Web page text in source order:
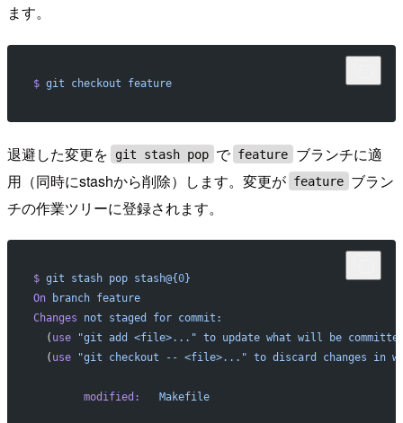
ます。
$ git checkout feature
退避した変更を git stash pop で feature
ブランチに適
用（同時にstashから削除）します。変更が feature ブラン
チの作業ツリーに登録されます。
$ git stash pop stash@{0}
On branch feature
Changes not staged for commit:
  (
use "git add <file>..." to update what will be
  (
use "git checkout -- <file>..." to discard changes in
        modified:
   Makefile